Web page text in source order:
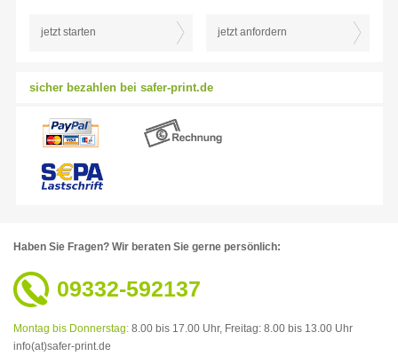
jetzt starten jetzt anfordern
sicher bezahlen bei safer-print.de
Haben Sie Fragen? Wir beraten Sie gerne persönlich:
09332-592137
Montag bis Donnerstag: 8.00 bis 17.00 Uhr, Freitag: 8.00 bis 13.00 Uhr
info(at)safer-print.de